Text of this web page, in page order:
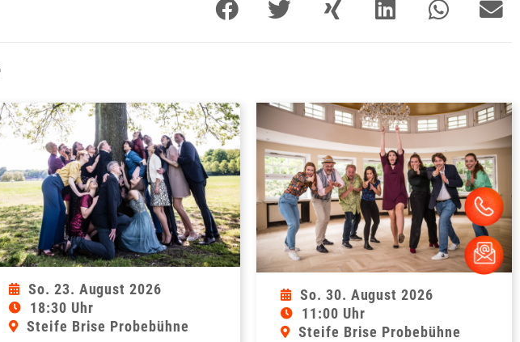
So. 23. August 2026
18:30 Uhr
Steife Brise Probebühne
So. 30. August 2026
11:00 Uhr
Steife Brise Probebühne